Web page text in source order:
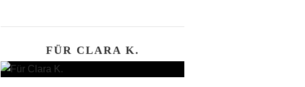
FÜR CLARA K.